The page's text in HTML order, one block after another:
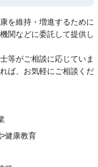
を維持・増進するために
関などに委託して提供し
等がご相談に応じていま
ば、お気軽にご相談くだ
健康教育